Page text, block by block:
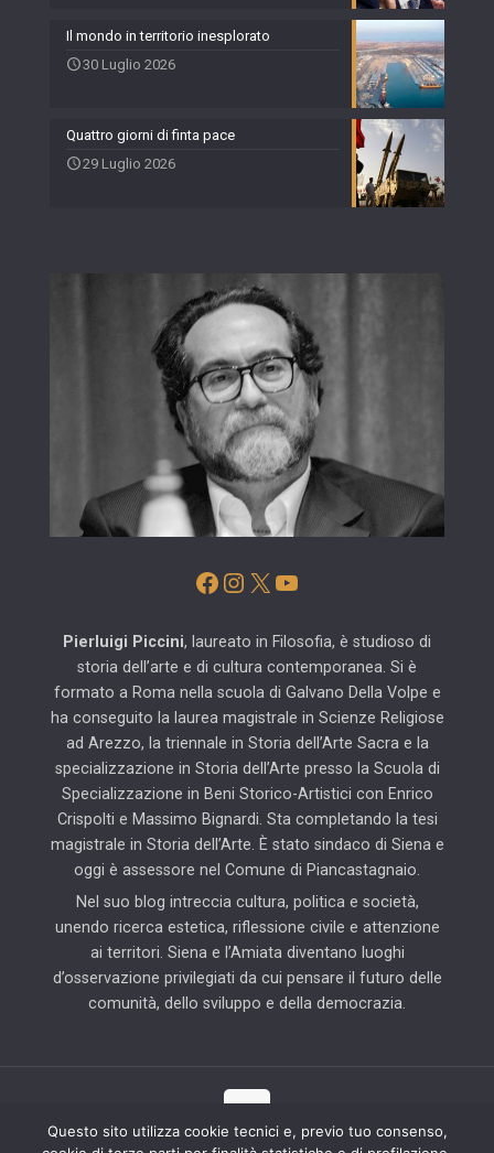
Il mondo in territorio inesplorato
30 Luglio 2026
Quattro giorni di finta pace
29 Luglio 2026
Facebook
Instagram
X YouTube
Pierluigi Piccini, laureato in Filosofia, è studioso di
storia dell’arte e di cultura contemporanea. Si è
formato a Roma nella scuola di Galvano Della Volpe e
ha conseguito la laurea magistrale in Scienze Religiose
ad Arezzo, la triennale in Storia dell’Arte Sacra e la
specializzazione in Storia dell’Arte presso la Scuola di
Specializzazione in Beni Storico-Artistici con Enrico
Crispolti e Massimo Bignardi. Sta completando la tesi
magistrale in Storia dell’Arte. È stato sindaco di Siena e
oggi è assessore nel Comune di Piancastagnaio.
Nel suo blog intreccia cultura, politica e società,
unendo ricerca estetica, riflessione civile e attenzione
ai territori. Siena e l’Amiata diventano luoghi
d’osservazione privilegiati da cui pensare il futuro delle
comunità, dello sviluppo e della democrazia.
Questo sito utilizza cookie tecnici e, previo tuo consenso,